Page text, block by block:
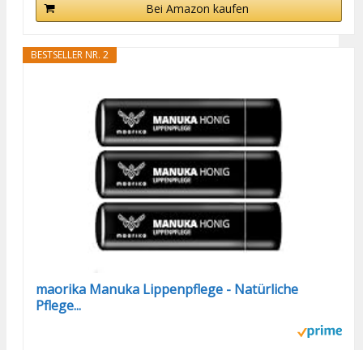
Bei Amazon kaufen
BESTSELLER NR. 2
maorika Manuka Lippenpflege - Natürliche
Pflege...